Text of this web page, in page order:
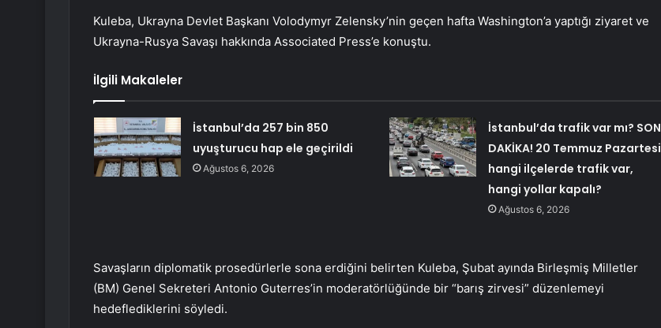
Kuleba, Ukrayna Devlet Başkanı Volodymyr Zelensky’nin geçen hafta Washington’a yaptığı ziyaret ve
Ukrayna-Rusya Savaşı hakkında Associated Press’e konuştu.
İlgili Makaleler
İstanbul’da 257 bin 850
uyuşturucu hap ele geçirildi
Ağustos 6, 2026
İstanbul’da trafik var mı? SON
DAKİKA! 20 Temmuz Pazartesi
hangi ilçelerde trafik var,
hangi yollar kapalı?
Ağustos 6, 2026
Savaşların diplomatik prosedürlerle sona erdiğini belirten Kuleba, Şubat ayında Birleşmiş Milletler
(BM) Genel Sekreteri Antonio Guterres’in moderatörlüğünde bir “barış zirvesi” düzenlemeyi
hedeflediklerini söyledi.